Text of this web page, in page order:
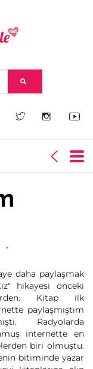
daha paylaşmak
hikayesi önceki
Kitap ilk
paylaşmıştım
Radyolarda
internette en
biri olmuştu.
bitiminde yazar